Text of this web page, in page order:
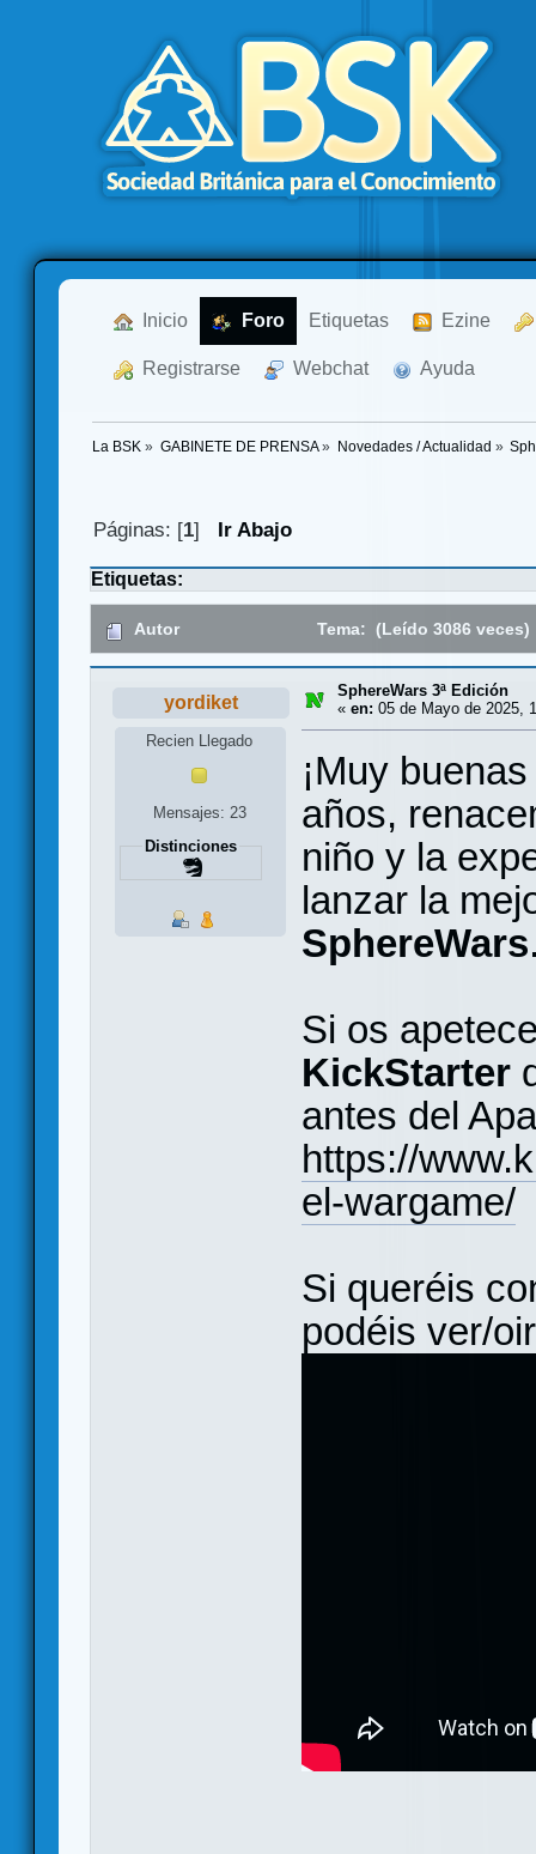
Inicio Foro Etiquetas Ezine
Registrarse Webchat Ayuda
La BSK » GABINETE DE PRENSA» Novedades / Actualidad »
Páginas: [1] Ir Abajo
Etiquetas:
Autor Tema: (Leído 3086 veces)
yordiket
Recien Llegado
Mensajes: 23
Distinciones
SphereWars 3ª Edición
« en: 05 de Mayo de 2025,
¡Muy
años,
niño y la
lanzar la
SphereWars
Si os
KickStarter
antes del
https://
el-wargame/
Si queréis
podéis ver/